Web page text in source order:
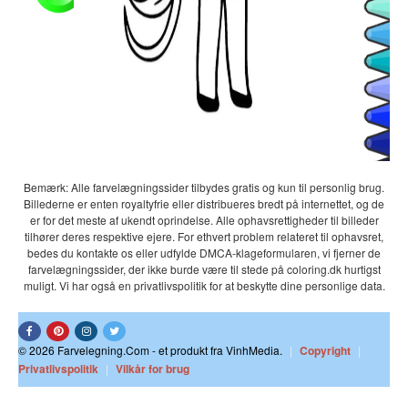
Bemærk: Alle farvelægningssider tilbydes gratis og kun til personlig brug.
Billederne er enten royaltyfrie eller distribueres bredt på internettet, og de
er for det meste af ukendt oprindelse. Alle ophavsrettigheder til billeder
tilhører deres respektive ejere. For ethvert problem relateret til ophavsret,
bedes du kontakte os eller udfylde DMCA-klageformularen, vi fjerner de
farvelægningssider, der ikke burde være til stede på coloring.dk hurtigst
muligt. Vi har også en privatlivspolitik for at beskytte dine personlige data.
© 2026 Farvelegning.Com - et produkt fra VinhMedia. | Copyright |
Privatlivspolitik | Vilkår for brug